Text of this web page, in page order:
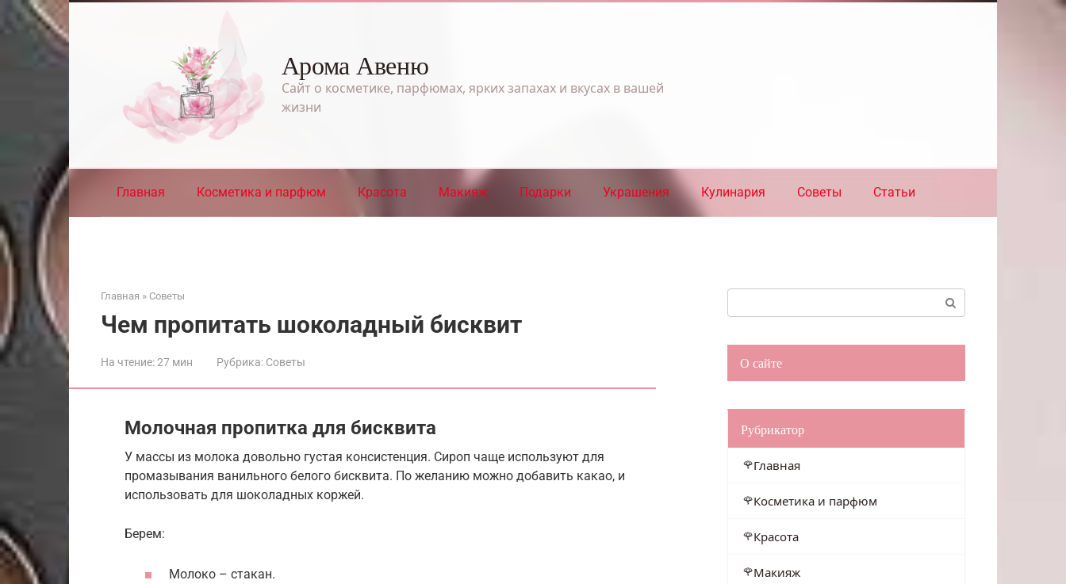
Перейти
к
контенту
Арома Авеню
Сайт о косметике, парфюмах, ярких запахах и вкусах в вашей
жизни
Главная Косметика и парфюм Красота Макияж Подарки Украшения Кулинария Советы Статьи
Главная » Советы
Чем пропитать шоколадный бисквит
На чтение:27 мин Рубрика: Советы
Молочная пропитка для бисквита
У массы из молока довольно густая консистенция. Сироп чаще используют для
промазывания ванильного белого бисквита. По желанию можно добавить какао, и
использовать для шоколадных коржей.
Берем:
Молоко – стакан.
О сайте
Рубрикатор
Главная
Косметика и парфюм
Красота
Макияж